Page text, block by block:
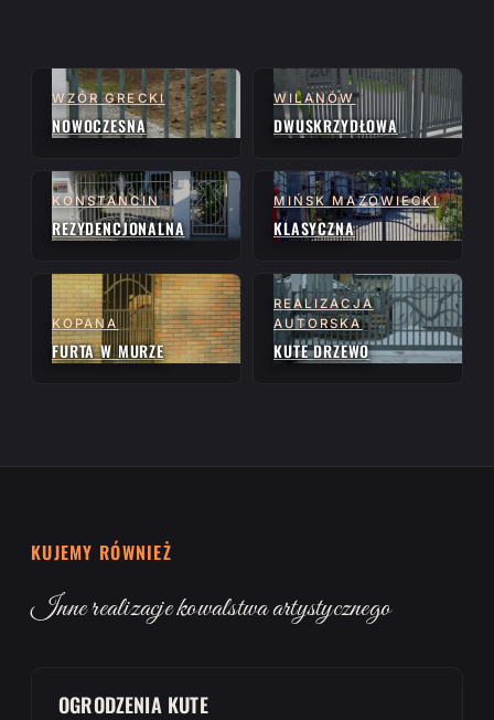
WZÓR GRECKI
NOWOCZESNA
WILANÓW
DWUSKRZYDŁOWA
KONSTANCIN
REZYDENCJONALNA
MIŃSK MAZOWIECKI
KLASYCZNA
KOPANA
FURTA W MURZE
REALIZACJA
AUTORSKA
KUTE DRZEWO
KUJEMY RÓWNIEŻ
Inne realizacje kowalstwa artystycznego
OGRODZENIA KUTE